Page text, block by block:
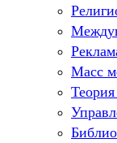
Масс
Теория